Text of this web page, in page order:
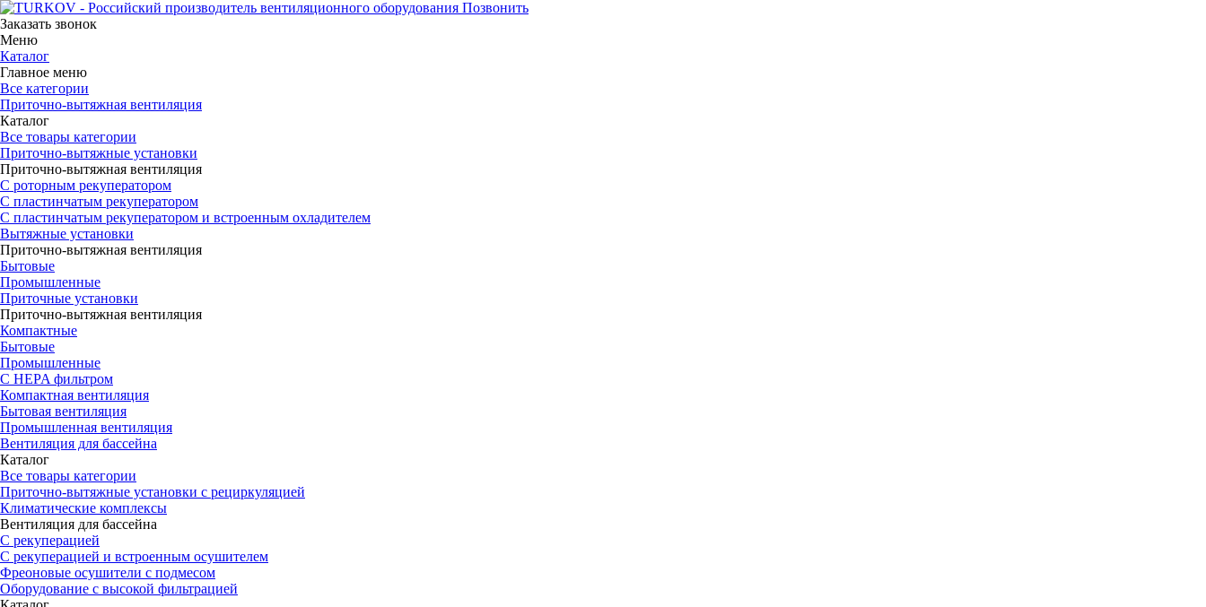
Позвонить
Заказать звонок
Меню
Каталог
Главное меню
Все категории
Приточно-вытяжная вентиляция
Каталог
Все товары категории
Приточно-вытяжные установки
Приточно-вытяжная вентиляция
С роторным рекуператором
С пластинчатым рекуператором
С пластинчатым рекуператором и встроенным охладителем
Вытяжные установки
Приточно-вытяжная вентиляция
Бытовые
Промышленные
Приточные установки
Приточно-вытяжная вентиляция
Компактные
Бытовые
Промышленные
С HEPA фильтром
Компактная вентиляция
Бытовая вентиляция
Промышленная вентиляция
Вентиляция для бассейна
Каталог
Все товары категории
Приточно-вытяжные установки с рециркуляцией
Климатические комплексы
Вентиляция для бассейна
С рекуперацией
С рекуперацией и встроенным осушителем
Фреоновые осушители с подмесом
Оборудование с высокой фильтрацией